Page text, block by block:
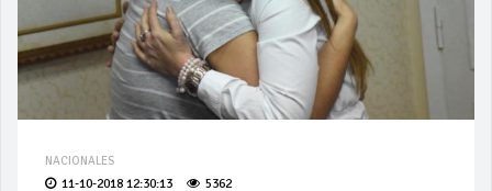
NACIONALES
11-10-2018 12:30:13 5362